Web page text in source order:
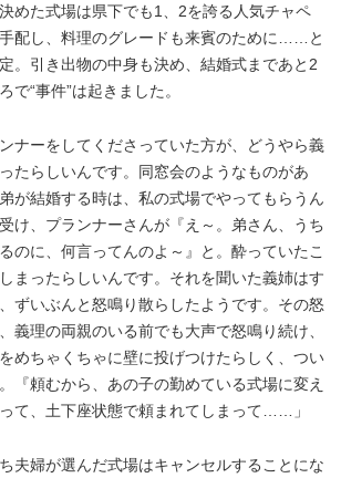
めた式場は県下でも1、2を誇る人気チャペ
配し、料理のグレードも来賓のために……と
。引き出物の中身も決め、結婚式まであと2
“事件”は起きました。
ナーをしてくださっていた方が、どうやら義
たらしいんです。同窓会のようなものがあ
が結婚する時は、私の式場でやってもらうん
け、プランナーさんが『え～。弟さん、うち
のに、何言ってんのよ～』と。酔っていたこ
まったらしいんです。それを聞いた義姉はす
ずいぶんと怒鳴り散らしたようです。その怒
義理の両親のいる前でも大声で怒鳴り続け、
めちゃくちゃに壁に投げつけたらしく、つい
『頼むから、あの子の勤めている式場に変え
て、土下座状態で頼まれてしまって……」
夫婦が選んだ式場はキャンセルすることにな